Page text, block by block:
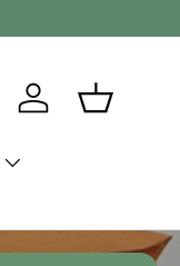
Se connecter
Panier